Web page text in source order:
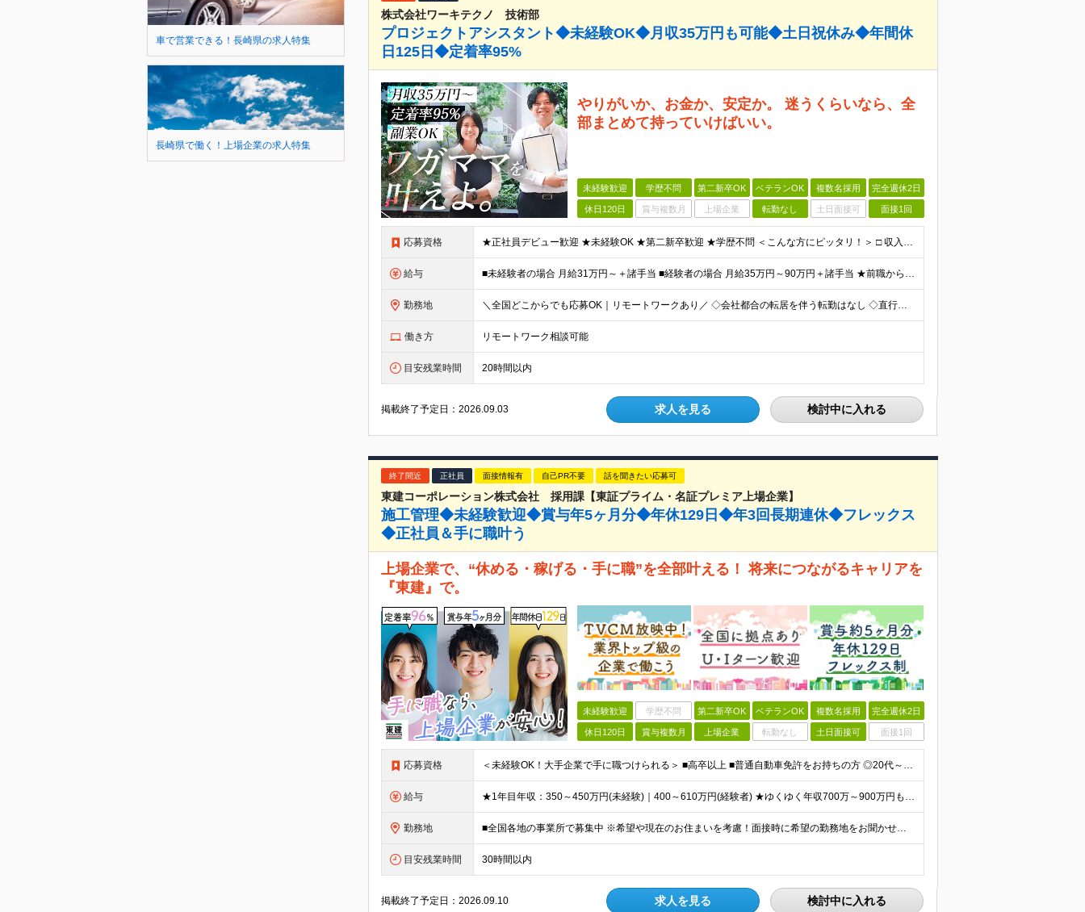
車で営業できる！長崎県の求人特集
長崎県で働く！上場企業の求人特集
株式会社ワーキテクノ 技術部
プロジェクトアシスタント◆未経験OK◆月収35万円も可能◆土日祝休み◆年間休
日125日◆定着率95%
やりがいか、お金か、安定か。 迷うくらいなら、全
部まとめて持っていけばいい。
未経験歓迎 学歴不問 第二新卒OK ベテランOK 複数名採用 完全週休2日
休日120日 賞与複数月 上場企業 転勤なし 土日面接可 面接1回
応募資格 ★正社員デビュー歓迎 ★未経験OK ★第二新卒歓迎 ★学歴不問 ＜こんな方にピッタリ！＞ □ 収入も、お休みも、絶対に妥協したくない！ □ ゆとりのある生活を楽しみながら、将来ずっと役立つスキル
給与 ■未経験者の場合 月給31万円～＋諸手当 ■経験者の場合 月給35万円～90万円＋諸手当 ★前職から年収120万円UPの実績あり ★初年度年収500万円～も可能！ ※首都圏以外の未経験の方は【月
勤務地 ＼全国どこからでも応募OK｜リモートワークあり／ ◇会社都合の転居を伴う転勤はなし ◇直行直帰OK！ ご自宅から通いやすいエリアや希望するエリアの プロジェクトをご担当いただきます！ 「自宅から通え
働き方 リモートワーク相談可能
目安残業時間 20時間以内
掲載終了予定日：2026.09.03 求人を見る 検討中に入れる
終了間近 正社員 面接情報有 自己PR不要 話を聞きたい応募可
東建コーポレーション株式会社 採用課【東証プライム・名証プレミア上場企業】
施工管理◆未経験歓迎◆賞与年5ヶ月分◆年休129日◆年3回長期連休◆フレックス
◆正社員＆手に職叶う
上場企業で、“休める・稼げる・手に職”を全部叶える！ 将来につながるキャリアを
『東建』で。
未経験歓迎 学歴不問 第二新卒OK ベテランOK 複数名採用 完全週休2日
休日120日 賞与複数月 上場企業 転勤なし 土日面接可 面接1回
応募資格 ＜未経験OK！大手企業で手に職つけられる＞ ■高卒以上 ■普通自動車免許をお持ちの方 ◎20代～50代まで幅広い年代層の転職実績あり
給与 ★1年目年収：350～450万円(未経験)｜400～610万円(経験者) ★ゆくゆく年収700万～900万円も可能。昇給率に自信あり！ ★賞与約5ヶ月分支給 【未経験】 月給21万1,400円～24
勤務地 ■全国各地の事業所で募集中 ※希望や現在のお住まいを考慮！面接時に希望の勤務地をお聞かせください ※現場への直行、自宅への直帰可能です ※Uターン・Iターンも歓迎します ■本社所在地 愛知県名古屋市
目安残業時間 30時間以内
掲載終了予定日：2026.09.10 求人を見る 検討中に入れる